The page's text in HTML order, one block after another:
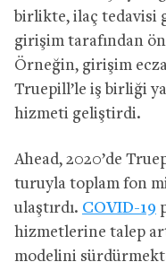
birlikte, ilaç tedavisi
girişim tarafından
Örneğin, girişim
Truepill’le iş birliği
hizmeti geliştirdi.
Ahead, 2020’de
turuyla toplam fon
ulaştırdı. COVID-19
hizmetlerine talep
modelini